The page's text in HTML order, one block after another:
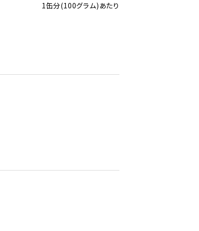
1缶分(100グラム)あたり